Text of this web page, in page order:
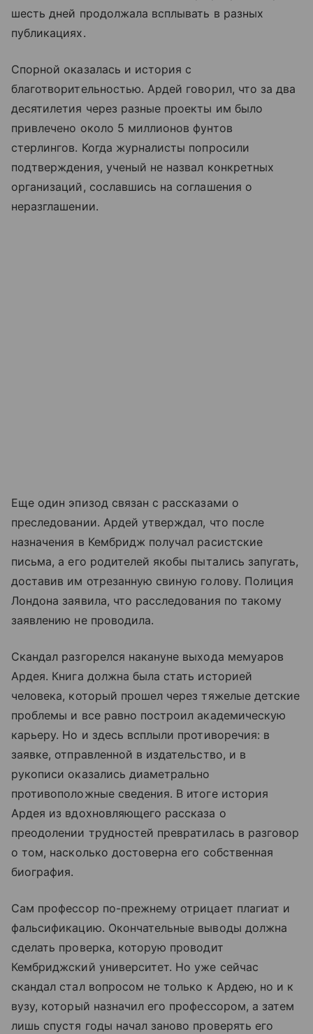
шесть дней продолжала всплывать в разных
публикациях.
Спорной оказалась и история с
благотворительностью. Ардей говорил, что за два
десятилетия через разные проекты им было
привлечено около 5 миллионов фунтов
стерлингов. Когда журналисты попросили
подтверждения, ученый не назвал конкретных
организаций, сославшись на соглашения о
неразглашении.
Еще один эпизод связан с рассказами о
преследовании. Ардей утверждал, что после
назначения в Кембридж получал расистские
письма, а его родителей якобы пытались запугать,
доставив им отрезанную свиную голову. Полиция
Лондона заявила, что расследования по такому
заявлению не проводила.
Скандал разгорелся накануне выхода мемуаров
Ардея. Книга должна была стать историей
человека, который прошел через тяжелые детские
проблемы и все равно построил академическую
карьеру. Но и здесь всплыли противоречия: в
заявке, отправленной в издательство, и в
рукописи оказались диаметрально
противоположные сведения. В итоге история
Ардея из вдохновляющего рассказа о
преодолении трудностей превратилась в разговор
о том, насколько достоверна его собственная
биография.
Сам профессор по-прежнему отрицает плагиат и
фальсификацию. Окончательные выводы должна
сделать проверка, которую проводит
Кембриджский университет. Но уже сейчас
скандал стал вопросом не только к Ардею, но и к
вузу, который назначил его профессором, а затем
лишь спустя годы начал заново проверять его